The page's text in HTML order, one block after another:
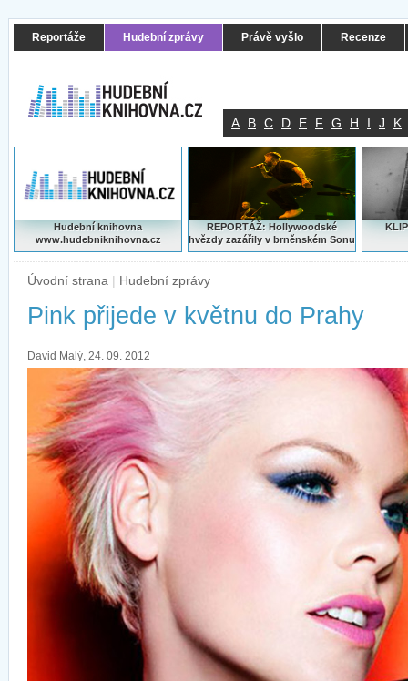
Reportáže Hudební zprávy Právě vyšlo Recenze
A B C D E F G H I J K
Hudební knihovna
www.hudebniknihovna.cz
REPORTÁŽ: Hollywoodské
hvězdy zazářily v brněnském Sonu
Úvodní strana | Hudební zprávy
Pink přijede v květnu do Prahy
David Malý, 24. 09. 2012